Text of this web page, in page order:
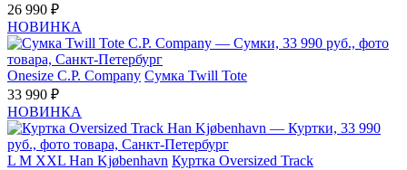
26 990 ₽
НОВИНКА
Onesize C.P. Company Сумка Twill Tote
33 990 ₽
НОВИНКА
L M XXL Han Kjøbenhavn Куртка Oversized Track